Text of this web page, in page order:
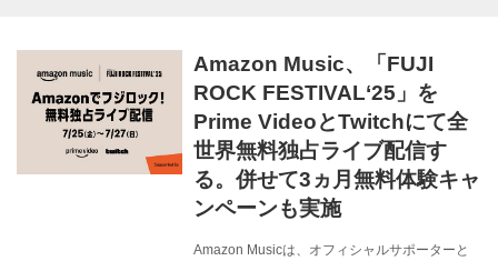
Amazon Music、「FUJI
ROCK FESTIVAL‘25」を
Prime VideoとTwitchにて全
世界無料独占ライブ配信す
る。併せて3ヵ月無料体験キャ
ンペーンも実施
Amazon Musicは、オフィシャルサポーターと